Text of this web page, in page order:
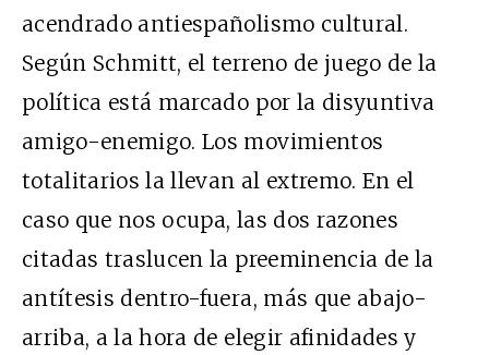
acendrado antiespañolismo cultural.
Según Schmitt, el terreno de juego de la
política está marcado por la disyuntiva
amigo-enemigo. Los movimientos
totalitarios la llevan al extremo. En el
caso que nos ocupa, las dos razones
citadas traslucen la preeminencia de la
antítesis dentro-fuera, más que abajo-
arriba, a la hora de elegir afinidades y